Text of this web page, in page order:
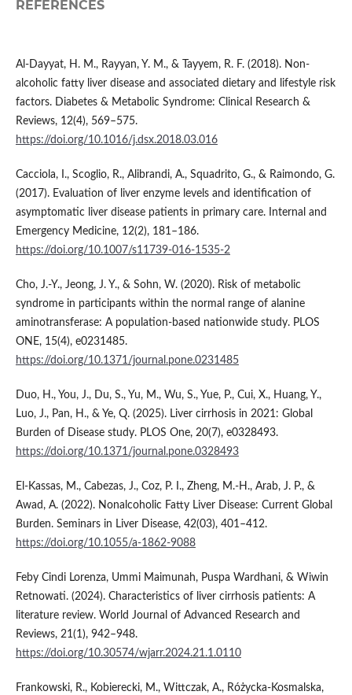
REFERENCES
Al-Dayyat, H. M., Rayyan, Y. M., & Tayyem, R. F. (2018). Non-
alcoholic fatty liver disease and associated dietary and lifestyle risk
factors. Diabetes & Metabolic Syndrome: Clinical Research &
Reviews, 12(4), 569–575.
https://doi.org/10.1016/j.dsx.2018.03.016
Cacciola, I., Scoglio, R., Alibrandi, A., Squadrito, G., & Raimondo, G.
(2017). Evaluation of liver enzyme levels and identification of
asymptomatic liver disease patients in primary care. Internal and
Emergency Medicine, 12(2), 181–186.
https://doi.org/10.1007/s11739-016-1535-2
Cho, J.-Y., Jeong, J. Y., & Sohn, W. (2020). Risk of metabolic
syndrome in participants within the normal range of alanine
aminotransferase: A population-based nationwide study. PLOS
ONE, 15(4), e0231485.
https://doi.org/10.1371/journal.pone.0231485
Duo, H., You, J., Du, S., Yu, M., Wu, S., Yue, P., Cui, X., Huang, Y.,
Luo, J., Pan, H., & Ye, Q. (2025). Liver cirrhosis in 2021: Global
Burden of Disease study. PLOS One, 20(7), e0328493.
https://doi.org/10.1371/journal.pone.0328493
El-Kassas, M., Cabezas, J., Coz, P. I., Zheng, M.-H., Arab, J. P., &
Awad, A. (2022). Nonalcoholic Fatty Liver Disease: Current Global
Burden. Seminars in Liver Disease, 42(03), 401–412.
https://doi.org/10.1055/a-1862-9088
Feby Cindi Lorenza, Ummi Maimunah, Puspa Wardhani, & Wiwin
Retnowati. (2024). Characteristics of liver cirrhosis patients: A
literature review. World Journal of Advanced Research and
Reviews, 21(1), 942–948.
https://doi.org/10.30574/wjarr.2024.21.1.0110
Frankowski, R., Kobierecki, M., Wittczak, A., Różycka-Kosmalska,